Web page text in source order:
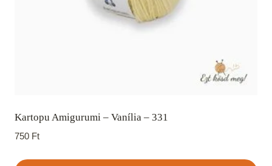
Kartopu Amigurumi – Vanília – 331
750 Ft